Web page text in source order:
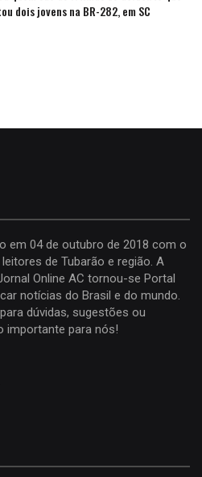
dois jovens na BR-282, em SC
em 04 de outubro de 2018 com o
de Tubarão e região. A
Online AC tornou-se Portal
notícias do Brasil e do mundo.
dúvidas, sugestões ou
importante para nós!